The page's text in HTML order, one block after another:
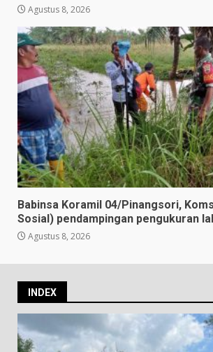
Agustus 8, 2026
Babinsa Koramil 04/Pinangsori,
Sosial) pendampingan pengukuran
Agustus 8, 2026
INDEX